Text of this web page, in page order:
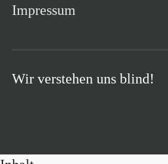
Impressum
Wir verstehen uns blind!